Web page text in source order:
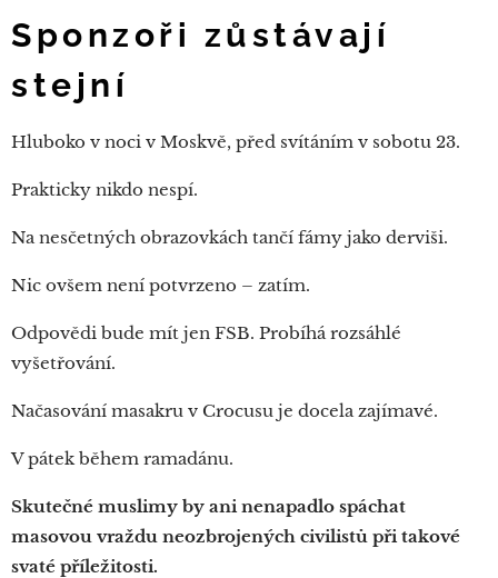
Sponzoři zůstávají
stejní
Hluboko v noci v Moskvě, před svítáním v sobotu 23.
Prakticky nikdo nespí.
Na nesčetných obrazovkách tančí fámy jako derviši.
Nic ovšem není potvrzeno – zatím.
Odpovědi bude mít jen FSB. Probíhá rozsáhlé
vyšetřování.
Načasování masakru v Crocusu je docela zajímavé.
V pátek během ramadánu.
Skutečné muslimy by ani nenapadlo spáchat
masovou vraždu neozbrojených civilistů při takové
svaté příležitosti.